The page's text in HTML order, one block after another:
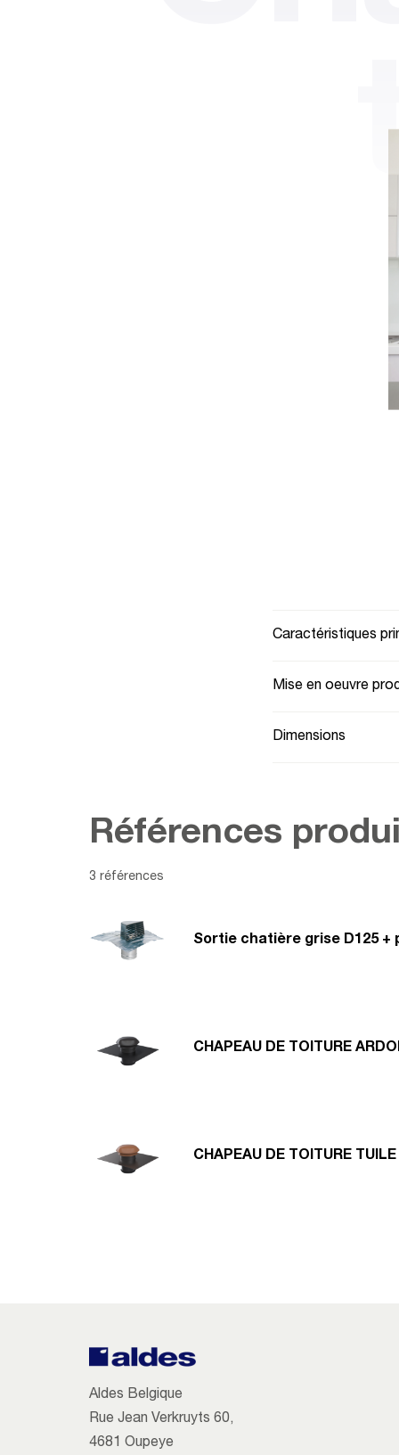
Caractéristiques
Mise en oeuvre
Dimensions
Références
3 références
Sortie chatière grise D125 +
CHAPEAU DE TOITURE
CHAPEAU DE TOITURE TUILE
Aldes Belgique
Rue Jean Verkruyts 60,
4681 Oupeye